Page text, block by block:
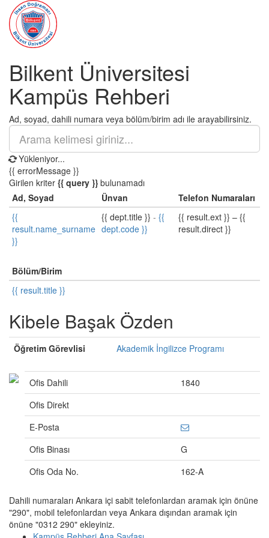
Bilkent Üniversitesi
Kampüs Rehberi
Ad, soyad, dahili numara veya bölüm/birim adı ile arayabilirsiniz.
Yükleniyor...
{{ errorMessage }}
Girilen kriter {{ query }} bulunamadı
Ad, Soyad
Ünvan
Telefon Numaraları
{{
result.name_surname
}}
{{ dept.title }} - {{
dept.code }}
{{ result.ext }} – {{
result.direct }}
Bölüm/Birim
{{ result.title }}
Kibele Başak Özden
Öğretim Görevlisi Akademik İngilizce Programı
Ofis Dahili
1840
Ofis Direkt
E-Posta
Ofis Binası
G
Ofis Oda No.
162-A
Dahili numaraları Ankara içi sabit telefonlardan aramak için önüne
"290", mobil telefonlardan veya Ankara dışından aramak için
önüne "0312 290" ekleyiniz.